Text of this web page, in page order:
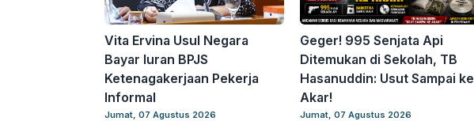
Vita Ervina Usul Negara
Bayar Iuran BPJS
Ketenagakerjaan Pekerja
Informal
Jumat, 07 Agustus 2026
Geger! 995 Senjata Api
Ditemukan di Sekolah, TB
Hasanuddin: Usut Sampai ke
Akar!
Jumat, 07 Agustus 2026